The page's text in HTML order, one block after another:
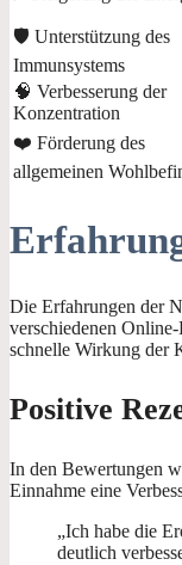
🛡️ Unterstützung des
Immunsystems
🧠 Verbesserung der
Konzentration
❤️ Förderung des
allgemeinen
Die Erfahrungen der
verschiedenen
schnelle Wirkung der
Positive
In den Bewertungen
Einnahme eine
„Ich habe die
deutlich